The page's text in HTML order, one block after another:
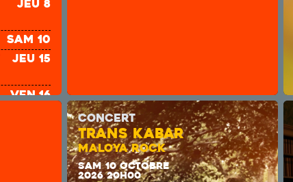
jeu 8
sam 10
jeu 15
ven 16
CONCERT
TRANS KABAR
MALOYA ROCK
SAM 10 OCTOBRE
2026 20H00